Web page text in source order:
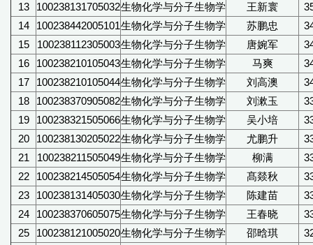
13
100238131705032生物化学与分子生物学 王新寰
14
100238442005101生物化学与分子生物学 苏鹏忠
15
100238112305003生物化学与分子生物学 唐婉军
16
100238210105043生物化学与分子生物学 马爽
17
100238210105044生物化学与分子生物学 刘高澳
18
100238370905082生物化学与分子生物学 刘漱玉
19
100238321505066生物化学与分子生物学 吴小培
20
100238130205022生物化学与分子生物学 尤鹏升
21
100238211505049生物化学与分子生物学 柳满
22
100238214505054生物化学与分子生物学 髙燚秋
23
100238131405030生物化学与分子生物学 陈建苗
24
100238370605075生物化学与分子生物学 王春晓
25
100238121005020生物化学与分子生物学 邵晗琪